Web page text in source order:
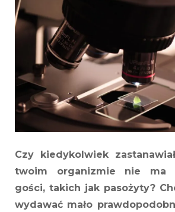
Czy kiedykolwiek
twoim organizmie nie ma
gości, takich jak pasożyty?
wydawać mało